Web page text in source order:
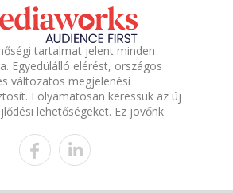
tartalmat jelent minden
Egyedülálló elérést, országos
változatos megjelenési
Folyamatosan keressük az új
lehetőségeket. Ez jövőnk